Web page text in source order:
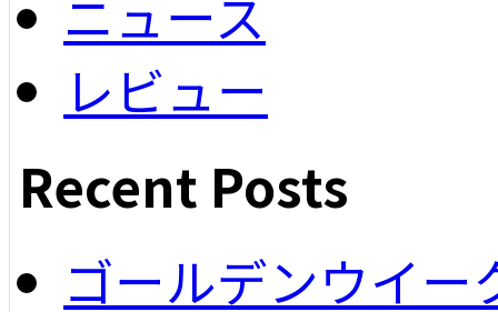
ニュース
レビュー
Recent Posts
ゴールデンウイー